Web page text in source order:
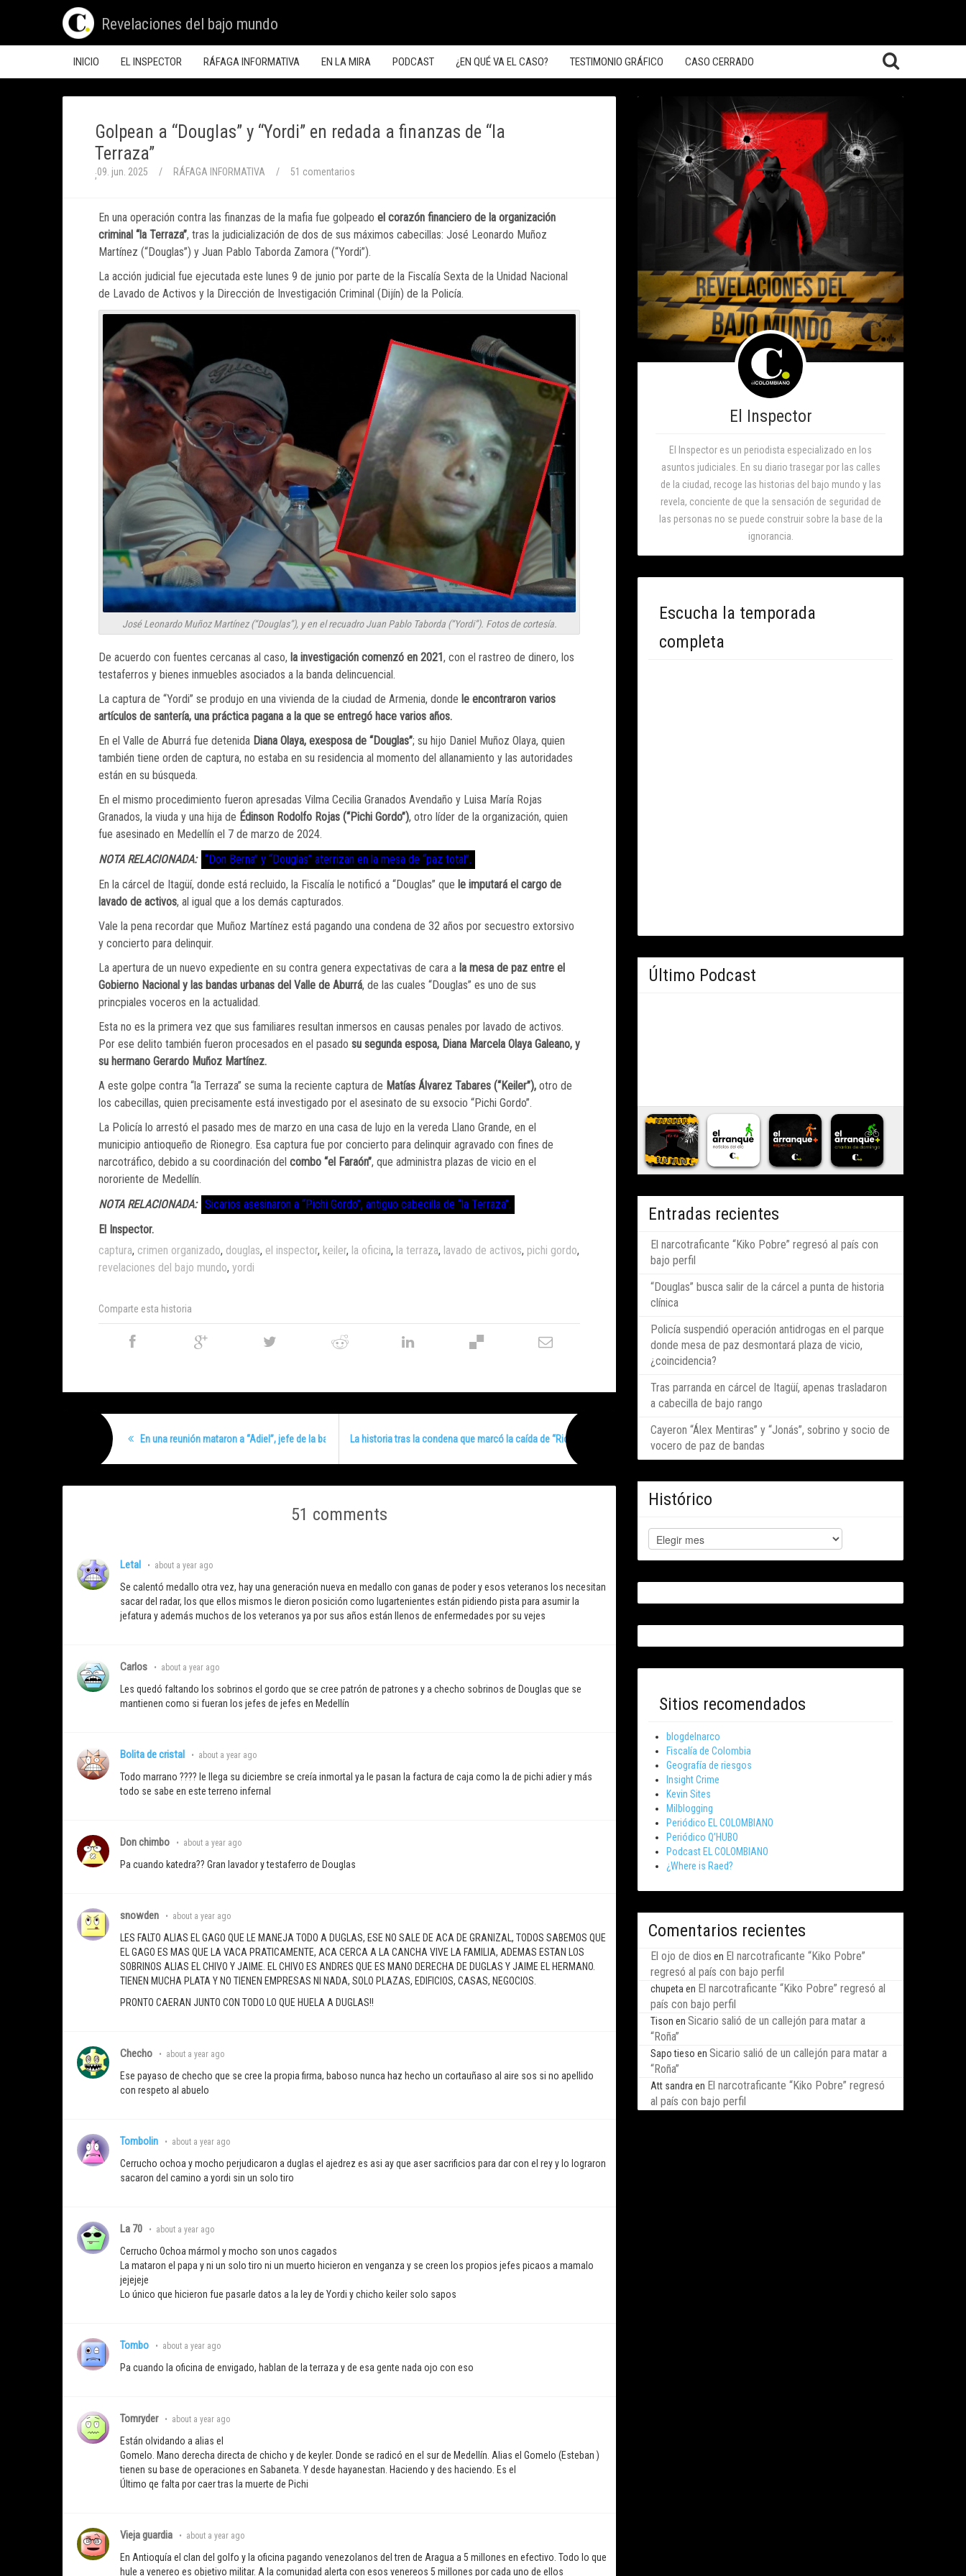
Revelaciones del bajo mundo
INICIO EL INSPECTOR RÁFAGA INFORMATIVA EN LA MIRA PODCAST ¿EN QUÉ VA EL CASO? TESTIMONIO GRÁFICO CASO CERRADO
Golpean a “Douglas” y “Yordi” en redada a finanzas de “la
Terraza”
;09. jun. 2025 / RÁFAGA INFORMATIVA / 51 comentarios
En una operación contra las finanzas de la mafia fue golpeado el corazón financiero de la organización
criminal “la Terraza”, tras la judicialización de dos de sus máximos cabecillas: José Leonardo Muñoz
Martínez (“Douglas”) y Juan Pablo Taborda Zamora (“Yordi”).
La acción judicial fue ejecutada este lunes 9 de junio por parte de la Fiscalía Sexta de la Unidad Nacional
de Lavado de Activos y la Dirección de Investigación Criminal (Dijín) de la Policía.
José Leonardo Muñoz Martínez (“Douglas”), y en el recuadro Juan Pablo Taborda (“Yordi”). Fotos de cortesía.
De acuerdo con fuentes cercanas al caso, la investigación comenzó en 2021 , con el rastreo de dinero, los
testaferros y bienes inmuebles asociados a la banda delincuencial.
La captura de “Yordi” se produjo en una vivienda de la ciudad de Armenia, donde le encontraron varios
artículos de santería, una práctica pagana a la que se entregó hace varios años.
En el Valle de Aburrá fue detenida Diana Olaya, exesposa de “Douglas”; su hijo Daniel Muñoz Olaya, quien
también tiene orden de captura, no estaba en su residencia al momento del allanamiento y las autoridades
están en su búsqueda.
En el mismo procedimiento fueron apresadas Vilma Cecilia Granados Avendaño y Luisa María Rojas
Granados, la viuda y una hija de Édinson Rodolfo Rojas (“Pichi Gordo”), otro líder de la organización, quien
fue asesinado en Medellín el 7 de marzo de 2024.
NOTA RELACIONADA: “Don Berna” y “Douglas” aterrizan en la mesa de “paz total”.
En la cárcel de Itagüí, donde está recluido, la Fiscalía le notificó a “Douglas” que le imputará el cargo de
lavado de activos, al igual que a los demás capturados.
Vale la pena recordar que Muñoz Martínez está pagando una condena de 32 años por secuestro extorsivo
y concierto para delinquir.
La apertura de un nuevo expediente en su contra genera expectativas de cara a la mesa de paz entre el
Gobierno Nacional y las bandas urbanas del Valle de Aburrá, de las cuales “Douglas” es uno de sus
princpiales voceros en la actualidad.
Esta no es la primera vez que sus familiares resultan inmersos en causas penales por lavado de activos.
Por ese delito también fueron procesados en el pasado su segunda esposa, Diana Marcela Olaya Galeano, y
su hermano Gerardo Muñoz Martínez.
A este golpe contra “la Terraza” se suma la reciente captura de Matías Álvarez Tabares (“Keiler”), otro de
los cabecillas, quien precisamente está investigado por el asesinato de su exsocio “Pichi Gordo”.
La Policía lo arrestó el pasado mes de marzo en una casa de lujo en la vereda Llano Grande, en el
municipio antioqueño de Rionegro. Esa captura fue por concierto para delinquir agravado con fines de
narcotráfico, debido a su coordinación del combo “el Faraón”, que administra plazas de vicio en el
nororiente de Medellín.
NOTA RELACIONADA: Sicarios asesinaron a “Pichi Gordo”, antiguo cabecilla de “la Terraza”.
El Inspector.
captura, crimen organizado, douglas, el inspector, keiler, la oficina, la terraza, lavado de activos, pichi gordo,
revelaciones del bajo mundo, yordi
Comparte esta historia
En una reunión mataron a “Adiel”, jefe de la banda “San Pablo”La historia tras la condena que marcó la caída de “Richard”, líder de “la Terraza”
51 comments
Letal • about a year ago
Se calentó medallo otra vez, hay una generación nueva en medallo con ganas de poder y esos veteranos los necesitan
sacar del radar, los que ellos mismos le dieron posición como lugartenientes están pidiendo pista para asumir la
jefatura y además muchos de los veteranos ya por sus años están llenos de enfermedades por su vejes
Carlos • about a year ago
Les quedó faltando los sobrinos el gordo que se cree patrón de patrones y a checho sobrinos de Douglas que se
mantienen como si fueran los jefes de jefes en Medellín
Bolita de cristal • about a year ago
Todo marrano ???? le llega su diciembre se creía inmortal ya le pasan la factura de caja como la de pichi adier y más
todo se sabe en este terreno infernal
Don chimbo • about a year ago
Pa cuando katedra?? Gran lavador y testaferro de Douglas
snowden • about a year ago
LES FALTO ALIAS EL GAGO QUE LE MANEJA TODO A DUGLAS, ESE NO SALE DE ACA DE GRANIZAL, TODOS SABEMOS QUE
EL GAGO ES MAS QUE LA VACA PRATICAMENTE, ACA CERCA A LA CANCHA VIVE LA FAMILIA, ADEMAS ESTAN LOS
SOBRINOS ALIAS EL CHIVO Y JAIME. EL CHIVO ES ANDRES QUE ES MANO DERECHA DE DUGLAS Y JAIME EL HERMANO.
TIENEN MUCHA PLATA Y NO TIENEN EMPRESAS NI NADA, SOLO PLAZAS, EDIFICIOS, CASAS, NEGOCIOS.
PRONTO CAERAN JUNTO CON TODO LO QUE HUELA A DUGLAS!!
Checho • about a year ago
Ese payaso de checho que se cree la propia firma, baboso nunca haz hecho un cortauñaso al aire sos si no apellido
con respeto al abuelo
Tombolin • about a year ago
Cerrucho ochoa y mocho perjudicaron a duglas el ajedrez es asi ay que aser sacrificios para dar con el rey y lo lograron
sacaron del camino a yordi sin un solo tiro
La 70 • about a year ago
Cerrucho Ochoa mármol y mocho son unos cagados
La mataron el papa y ni un solo tiro ni un muerto hicieron en venganza y se creen los propios jefes picaos a mamalo
jejejeje
Lo único que hicieron fue pasarle datos a la ley de Yordi y chicho keiler solo sapos
Tombo • about a year ago
Pa cuando la oficina de envigado, hablan de la terraza y de esa gente nada ojo con eso
Tomryder • about a year ago
Están olvidando a alias el
Gomelo. Mano derecha directa de chicho y de keyler. Donde se radicó en el sur de Medellín. Alias el Gomelo (Esteban )
tienen su base de operaciones en Sabaneta. Y desde hayanestan. Haciendo y des haciendo. Es el
Último qe falta por caer tras la muerte de Pichi
Vieja guardia • about a year ago
En Antioquía el clan del golfo y la oficina pagando venezolanos del tren de Aragua a 5 millones en efectivo. Todo lo que
hule a venereo es objetivo militar. A la comunidad alerta con esos venereos 5 millones por cada uno de ellos
El Inspector
El Inspector es un periodista especializado en los
asuntos judiciales. En su diario trasegar por las calles
de la ciudad, recoge las historias del bajo mundo y las
revela, conciente de que la sensación de seguridad de
las personas no se puede construir sobre la base de la
ignorancia.
Escucha la temporada
completa
Último Podcast
Entradas recientes
El narcotraficante “Kiko Pobre” regresó al país con
bajo perfil
“Douglas” busca salir de la cárcel a punta de historia
clínica
Policía suspendió operación antidrogas en el parque
donde mesa de paz desmontará plaza de vicio,
¿coincidencia?
Tras parranda en cárcel de Itagüí, apenas trasladaron
a cabecilla de bajo rango
Cayeron “Álex Mentiras” y “Jonás”, sobrino y socio de
vocero de paz de bandas
Histórico
Sitios recomendados
blogdelnarco
Fiscalía de Colombia
Geografía de riesgos
Insight Crime
Kevin Sites
Milblogging
Periódico EL COLOMBIANO
Periódico Q’HUBO
Podcast EL COLOMBIANO
¿Where is Raed?
Comentarios recientes
El ojo de dios en El narcotraficante “Kiko Pobre”
regresó al país con bajo perfil
chupeta en El narcotraficante “Kiko Pobre” regresó al
país con bajo perfil
Tison en Sicario salió de un callejón para matar a
“Roña”
Sapo tieso en Sicario salió de un callejón para matar a
“Roña”
Att sandra en El narcotraficante “Kiko Pobre” regresó
al país con bajo perfil